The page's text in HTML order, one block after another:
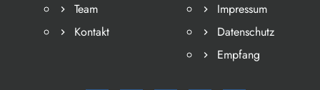
Team
Kontakt
Impressum
Datenschutz
Empfang